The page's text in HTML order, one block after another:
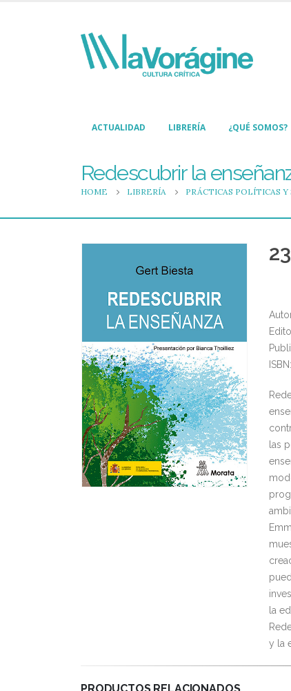
ACTUALIDAD LIBRERÍA ¿QUÉ SOMOS?
Redescubrir la
HOME LIBRERÍA PRÁCTICAS POLÍTICAS Y
las
la
y la